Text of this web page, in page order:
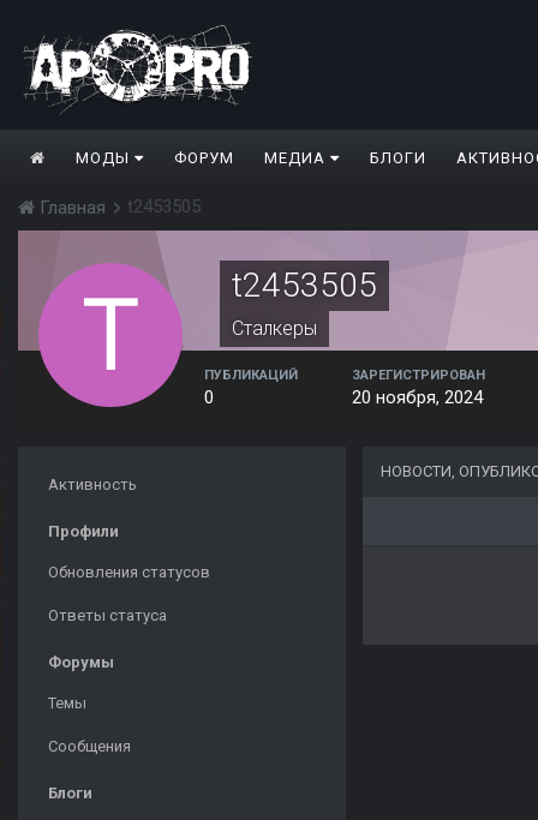
МОДЫ ФОРУМ МЕДИА БЛОГИ
Главная t2453505
t2453505
Сталкеры
ПУБЛИКАЦИЙ
0
ЗАРЕГИСТРИРОВАН
20 ноября, 2024
Активность
Профили
Обновления статусов
Ответы статуса
Форумы
Темы
Сообщения
Блоги
НОВОСТИ,